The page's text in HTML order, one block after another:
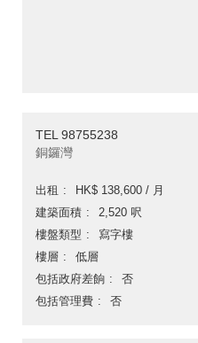
TEL 98755238
銅鑼灣
出租
HK$ 138,600 / 月
建築面積
2,520 呎
樓盤類型
寫字樓
樓層
低層
包括政府差餉
否
包括管理費
否